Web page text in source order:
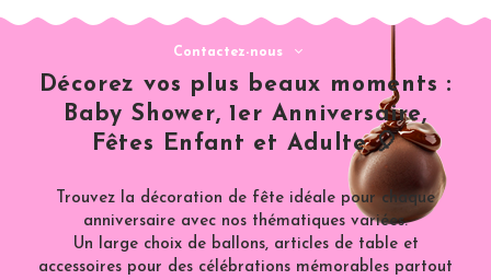
Contactez-nous
Décorez vos plus beaux moments :
Baby Shower, 1er Anniversaire,
Fêtes Enfant et Adulte 🎈
Trouvez la décoration de fête idéale pour chaque
anniversaire avec nos thématiques variées.
Un large choix de ballons, articles de table et
accessoires pour des célébrations mémorables partout